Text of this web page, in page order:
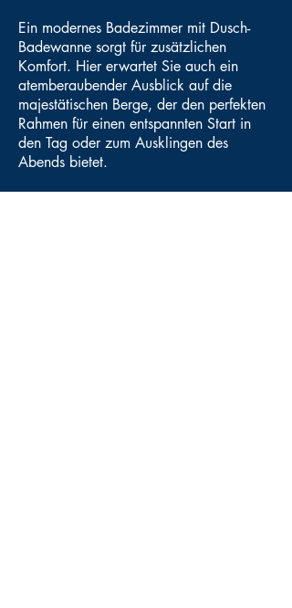
Ein modernes Badezimmer mit Dusch-
Badewanne sorgt für zusätzlichen
Komfort. Hier erwartet Sie auch ein
atemberaubender Ausblick auf die
majestätischen Berge, der den perfekten
Rahmen für einen entspannten Start in
den Tag oder zum Ausklingen des
Abends bietet.